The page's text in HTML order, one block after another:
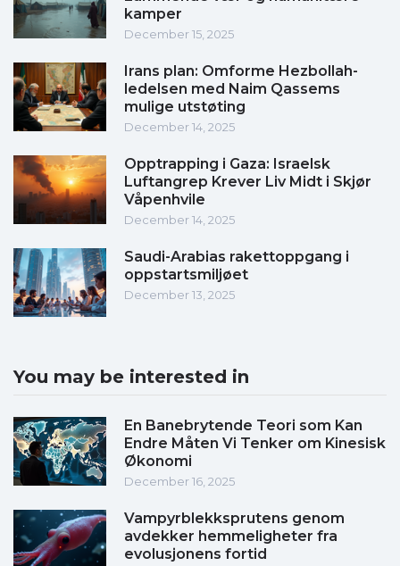
kamper
December 15, 2025
Irans plan: Omforme Hezbollah-
ledelsen med Naim Qassems
mulige utstøting
December 14, 2025
Opptrapping i Gaza: Israelsk
Luftangrep Krever Liv Midt i Skjør
Våpenhvile
December 14, 2025
Saudi-Arabias rakettoppgang i
oppstartsmiljøet
December 13, 2025
You may be interested in
En Banebrytende Teori som Kan
Endre Måten Vi Tenker om Kinesisk
Økonomi
December 16, 2025
Vampyrblekksprutens genom
avdekker hemmeligheter fra
evolusjonens fortid